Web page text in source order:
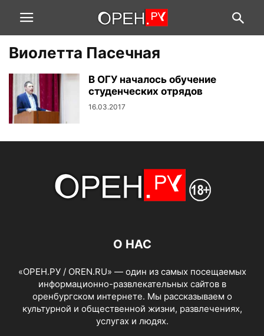
Виолетта Пасечная
В ОГУ началось обучение
студенческих отрядов
16.03.2017
О НАС
«ОРЕН.РУ / OREN.RU» — один из самых посещаемых
информационно-развлекательных сайтов в
оренбургском интернете. Мы рассказываем о
культурной и общественной жизни, развлечениях,
услугах и людях.